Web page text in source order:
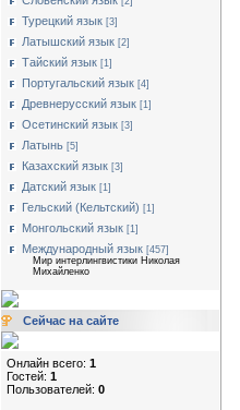
Турецкий язык [3]
Латышский язык [2]
Тайский язык [1]
Португальский язык [4]
Древнерусский язык [1]
Осетинский язык [3]
Латынь [5]
Казахский язык [3]
Датский язык [1]
Гельский (Кельтский) [1]
Монгольский язык [1]
Международный язык [457]
Мир интерлингвистики Николая
Михайленко
Сейчас на сайте
Онлайн всего: 1
Гостей: 1
Пользователей: 0